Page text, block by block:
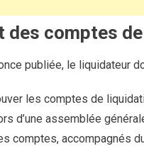
des comptes
publiée, le liquidateur
les comptes de
d’une assemblée
comptes, accompagnés